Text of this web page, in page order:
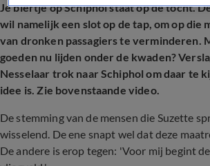
Je biertje op Schiphol staat op de tocht.
wil namelijk een slot op de tap, om op die
van dronken passagiers te verminderen.
goeden nu lijden onder de kwaden?
Nesselaar trok naar Schiphol om daar te
idee is. Zie bovenstaande video.
De stemming van de mensen die Suzette
wisselend. De ene snapt wel dat deze
De andere is erop tegen: 'Voor mij begint